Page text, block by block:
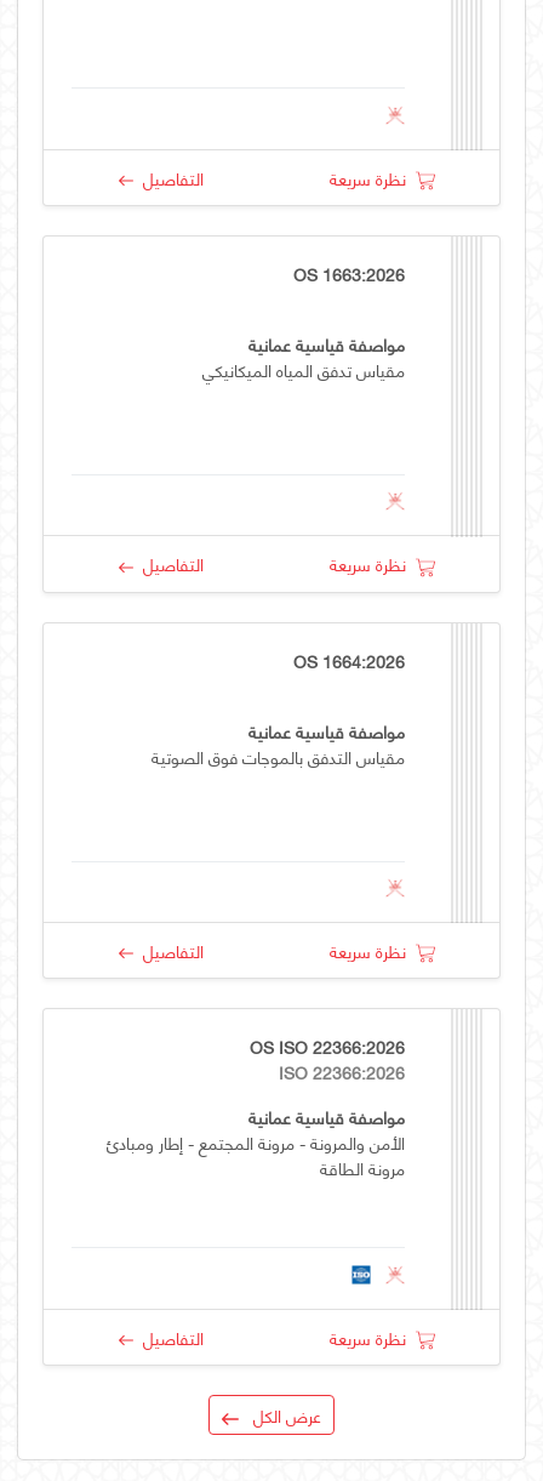
نظرة سريعة التفاصيل
OS 1663:2026
مواصفة قياسية عمانية
مقياس تدفق المياه الميكانيكي
نظرة سريعة التفاصيل
OS 1664:2026
مواصفة قياسية عمانية
مقياس التدفق بالموجات فوق الصوتية
نظرة سريعة التفاصيل
OS ISO 22366:2026
ISO 22366:2026
مواصفة قياسية عمانية
الأمن والمرونة - مرونة المجتمع - إطار ومبادئ
مرونة الطاقة
نظرة سريعة التفاصيل
عرض الكل